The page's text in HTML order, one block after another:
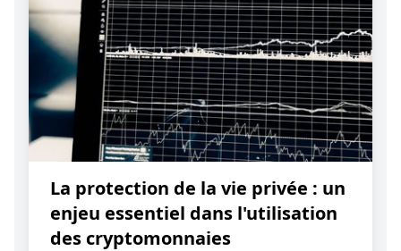
La protection de la vie privée : un
enjeu essentiel dans l'utilisation
des cryptomonnaies